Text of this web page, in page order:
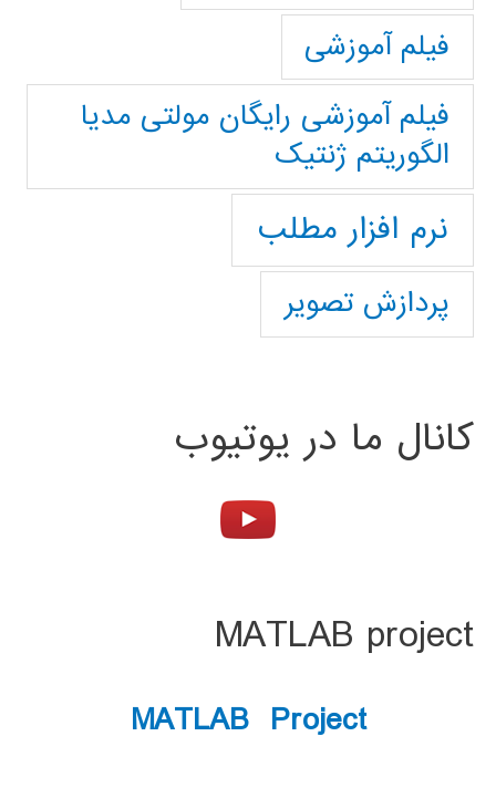
فیلم آموزشی
فیلم آموزشی رایگان مولتی مدیا
الگوریتم ژنتیک
نرم افزار مطلب
پردازش تصویر
کانال ما در یوتیوب
MATLAB project
MATLAB Project